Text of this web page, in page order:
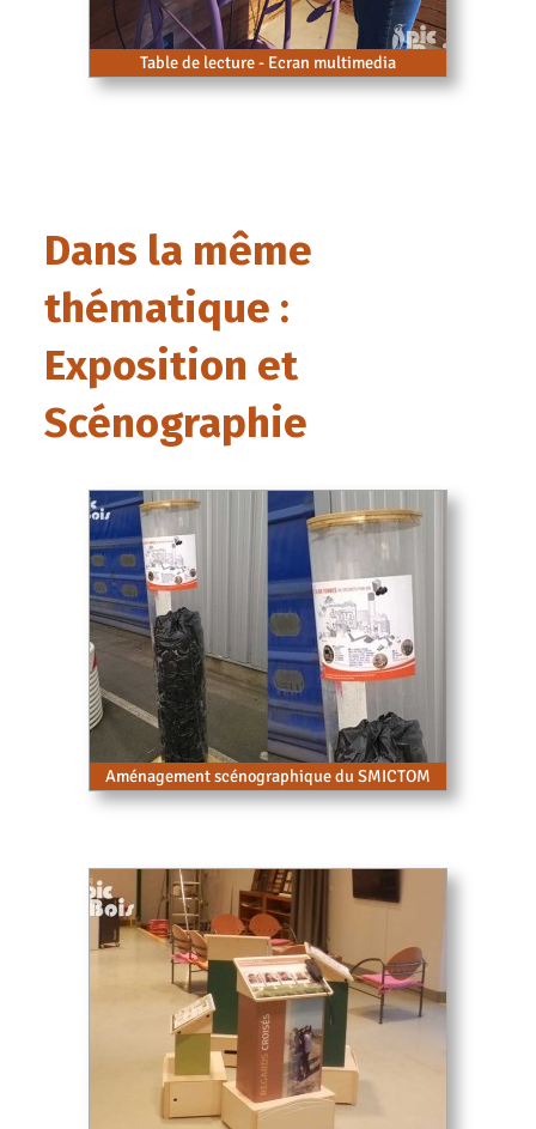
Table de lecture - Ecran multimedia
Dans la même
thématique :
Exposition et
Scénographie
Aménagement scénographique du SMICTOM